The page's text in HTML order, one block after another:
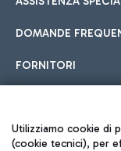
DOMANDE
FORNITORI
Seguici sui
Utilizziamo cookie di
(cookie tecnici), per